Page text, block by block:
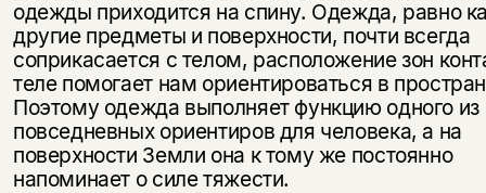
одежды приходится на спину. Одежда, равно
другие предметы и поверхности, почти всегда
соприкасается с телом, расположение зон
теле помогает нам ориентироваться в
Поэтому одежда выполняет функцию одного из
повседневных ориентиров для человека, а на
поверхности Земли она к тому же постоянно
напоминает о силе тяжести.